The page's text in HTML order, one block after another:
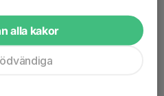
alla kakor